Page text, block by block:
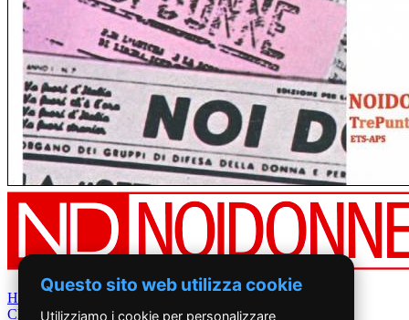
Home
Chi Siamo
Questo sito web utilizza cookie
Utilizziamo i cookie per personalizzare